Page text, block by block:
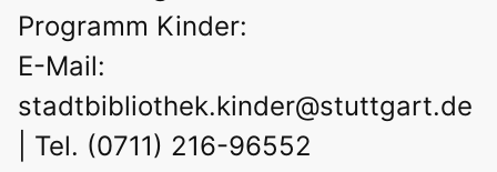
Programm Kinder:
E-Mail:
stadtbibliothek.kinder@stuttgart.de
| Tel. (0711) 216-96552